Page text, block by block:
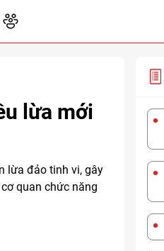
lừa mới
lừa đảo tinh vi, gây
quan chức năng